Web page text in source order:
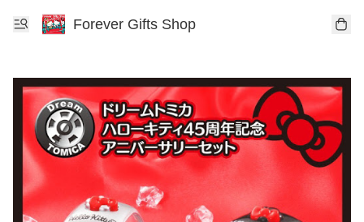
Forever Gifts Shop